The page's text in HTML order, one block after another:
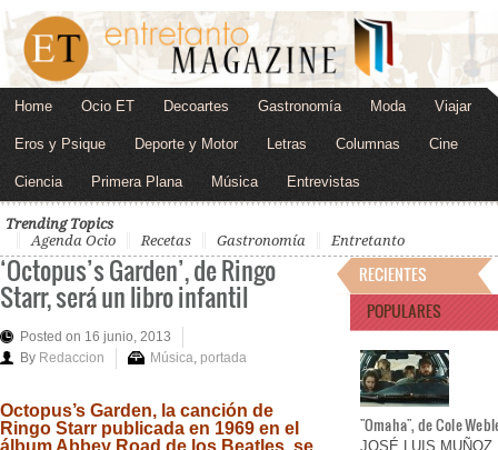
Home Ocio ET Decoartes Gastronomía Moda Viajar
Eros y Psique Deporte y Motor Letras Columnas Cine
Ciencia Primera Plana Música Entrevistas
Trending Topics
Agenda Ocio
Recetas Gastronomía Entretanto
‘Octopus’s Garden’, de Ringo
Starr, será un libro infantil
Posted on 16 junio, 2013
By Redaccion Música portada
Octopus’s Garden, la canción de
Ringo Starr publicada en 1969 en el
álbum Abbey Road de los Beatles, se
RECIENTES
POPULARES
"Omaha", de Cole
JOSÉ LUIS MUÑOZ